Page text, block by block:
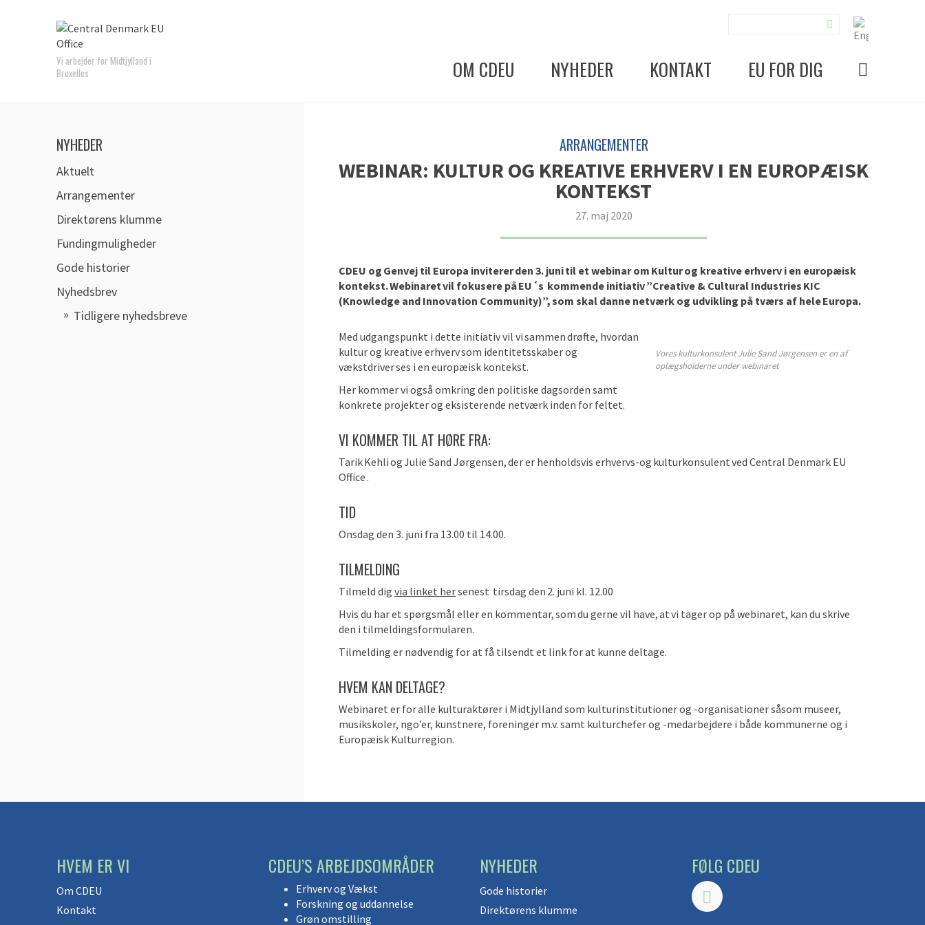
Vi arbejder for Midtjylland i
Bruxelles
OM CDEU NYHEDER KONTAKT EU FOR DIG
NYHEDER
Aktuelt
Arrangementer
Direktørens klumme
Fundingmuligheder
Gode historier
Nyhedsbrev
Tidligere nyhedsbreve
ARRANGEMENTER
WEBINAR: KULTUR OG KREATIVE ERHVERV I EN EUROPÆISK
KONTEKST
27. maj 2020
CDEU og Genvej til Europa inviterer den 3. juni til etwebinarom Kultur og kreative erhverv i en europæisk
kontekst.Webinaretvil fokusere på EU´s kommende initiativ ”Creative & Cultural Industries KIC
(Knowledge and Innovation Community)”, som skal danne netværk og udvikling på tværs af hele Europa.
Vores kulturkonsulent Julie Sand Jørgensen er en af
oplægsholderne under webinaret
Med udgangspunkt i dette initiativ vil vi sammen drøfte, hvordan
kultur og kreative erhverv som identitetsskaber og
vækstdriver ses i en europæisk kontekst.
Her kommer vi også omkring den politiske dagsorden samt
konkrete projekter og eksisterende netværk inden for feltet.
VI KOMMER TIL AT HØRE FRA:
TarikKehliog Julie Sand Jørgensen, der er henholdsvis erhvervs-og kulturkonsulent ved Central Denmark EU
Office.
TID
Onsdag den 3. juni fra 13.00 til 14.00.
TILMELDING
Tilmeld dig via linket hersenest tirsdag den 2. juni kl. 12.00
Hvis du har et spørgsmål eller en kommentar, som du gerne vil have, at vi tager op på webinaret, kan du skrive
den i tilmeldingsformularen.
Tilmelding er nødvendig for at få tilsendt et link for at kunne deltage.
HVEM KAN DELTAGE?
Webinaret er foralle kulturaktører i Midtjylland som kulturinstitutioner og -organisationer såsom museer,
musikskoler, ngo’er, kunstnere, foreninger m.v. samt kulturchefer og -medarbejdere i både kommunerne og i
Europæisk Kulturregion.
HVEM ER VI
Om CDEU
Kontakt
CDEU’S ARBEJDSOMRÅDER
Erhverv og Vækst
Forskning og uddannelse
Grøn omstilling
NYHEDER
Gode historier
Direktørens klumme
FØLG CDEU